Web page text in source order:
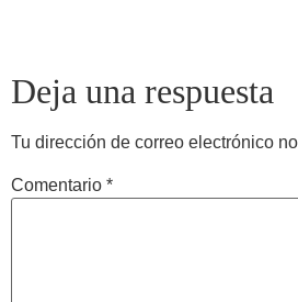
Deja una respuesta
Tu dirección de correo electrónico
Comentario *